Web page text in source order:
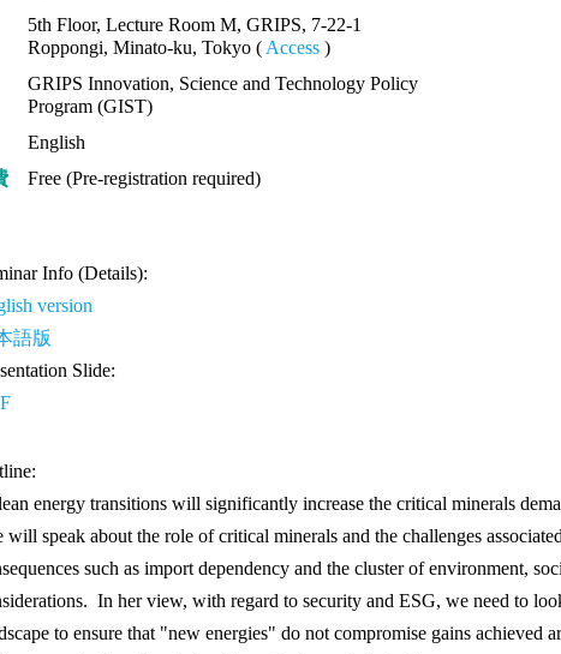
5th Floor, Lecture Room M, GRIPS, 7-22-1
Roppongi, Minato-ku, Tokyo ( Access )
GRIPS Innovation, Science and Technology Policy
Program (GIST)
English
Free (Pre-registration required)
Info (Details):
version
語版
Slide:
energy transitions will significantly increase the critical minerals
will speak about the role of critical minerals and the challenges
such as import dependency and the cluster of environment,
In her view, with regard to security and ESG, we need to
to ensure that "new energies" do not compromise gains achieved